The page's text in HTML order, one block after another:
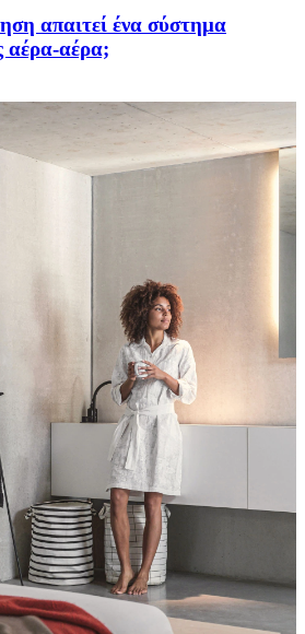
απαιτεί ένα σύστημα
αέρα-αέρα;